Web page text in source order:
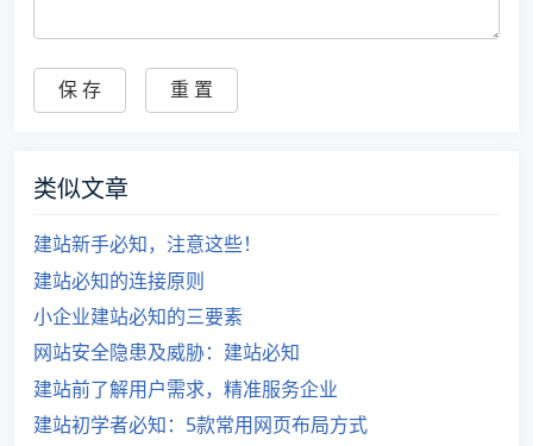
类似文章
建站新手必知，注意这些！
建站必知的连接原则
小企业建站必知的三要素
网站安全隐患及威胁：建站必知
建站前了解用户需求，精准服务企业
建站初学者必知：5款常用网页布局方式